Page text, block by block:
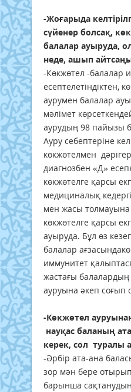
-Жоғарыда
сүйенер болсақ,
балалар ауыруда,
неде, ашып
-Көкжөтел -балалар
есептелетіндіктен,
аурумен балалар
мәлімет
аурудың 98 пайызы
Ауру себептеріне
көкжөтелмен
диагнозбен «Д»
көкжөтелге қарсы
медициналық
мен жасы
көкжөтелге қарсы
ауыруда. Бұл өз
балалар
иммунитет
жастағы
ауруына әкеп соғып
-Көкжөтел
науқас баланың
керек, сол туралы
-Әрбір ата-ана
зор мән бере
барынша сақтанудың